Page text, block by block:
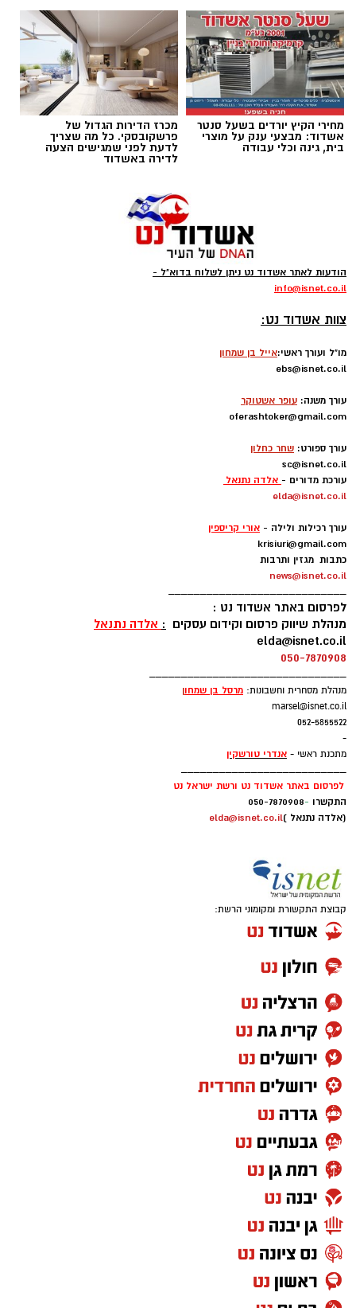
רוצה לעקוב אחרי הערוץ של הקבוצה "אשדוד נט"
ב-WhatsApp לחצו כאן
להורדת אפליקציה של אשדוד נט לחצו כאן
קודוס ווהאב (מכבי אשדוד)
ליגת העל בכדורסל תתחיל את הפעילות בחודש
ספטמבר במשחקי אימון וגביע ווינר, גם הקבוצות
יתחילו באימונים כבר בשבוע הבא, אחת מהן היא
מסקרנת ביותר.
קודוס ווהאב, הסנטר הניגרי של מכבי אשדוד,
עם נחיתתו אמר ווהאב: "אני מאוד שמח להיות פה.
אני כבר מחכה בקוצר רוח להכיר את חברי לקבוצה
ולהתחיל לעבוד.
עקבתי אחרי הליגה בישראל ואני יודע שזו ליגה
טובה". ולאוהדי מכבי אשדוד אמר: "נגיע מוכנים לכל
משחק כדי לתת את הטוב ביותר. אני מחכה כבר
לפגוש אתכם במגרש".
מניגריה ואחרי כמה שנים בתיכונים הגיע לג'ורג'טאון
שם שיחק תחת פטריק יואינג. בעונתו השנייה
חסימות למשחק.
אחרי עונה אחת בחר לחזור לג'ורג'טאון לעונה
פחות טובה ואת קריירת המכללות סיים בפן סטייט
למשחק.
בקיץ 2024 יצא לאירופה וחתם בלבאריו היוונית.
לערב. אשתקד שיחק בשולה הצרפתית, כולל ב-
BCL ורשם 6.4 נקודות ו-5.6 ריבאונדים באירופה.
רוצה לעקוב אחרי הערוץ של הקבוצה "אשדוד נט"
ב-WhatsApp לחצו כאן
מחירי הקיץ יורדים בשעל סנטר
אשדוד: מבצעי ענק על מוצרי
בית, גינה וכלי עבודה
מכרז הדירות הגדול של
פרשקובסקי. כל מה שצריך
לדעת לפני שמגישים הצעה
לדירה באשדוד
הודעות לאתר אשדוד נט ניתן לשלוח בדוא"ל -
info@isnet.co.il
צוות אשדוד נט:
מו"ל ועורך ראשי:אייל בן שמחון
ebs@isnet.co.il
עורך משנה: עופר אשטוקר
oferashtoker@gmail.com
עורך ספורט: שחר כחלון
sc@isnet.co.il
עורכת מדורים - אלדה נתנאל
elda@isnet.co.il
עורך רכילות ולילה - אורי קריספין
krisiuri@gmail.com
כתבות מגזין ותרבות
news@isnet.co.il
____________________________
לפרסום באתר אשדוד נט :
מנהלת שיווק פרסום וקידום עסקים : אלדה נתנאל
elda@isnet.co.il
050-7870908
_______________________________
מנהלת מסחרית וחשבונות: מרסל בן שמחון
marsel@isnet.co.il
052-5855522
-
מתכנת ראשי - אנדרי טורשקין
__________________________
לפרסום באתר אשדוד נט ורשת ישראל נט
התקשרו -
050-7870908
(אלדה נתנאל )elda@isnet.co.il
קבוצת התקשורת ומקומוני הרשת: